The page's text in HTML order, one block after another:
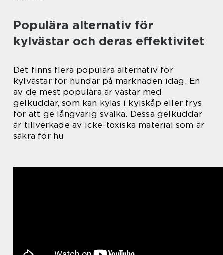
Populära alternativ för
kylvästar och deras effektivitet
Det finns flera populära alternativ för
kylvästar för hundar på marknaden idag. En
av de mest populära är västar med
gelkuddar, som kan kylas i kylskåp eller frys
för att ge långvarig svalka. Dessa gelkuddar
är tillverkade av icke-toxiska material som är
säkra för hu